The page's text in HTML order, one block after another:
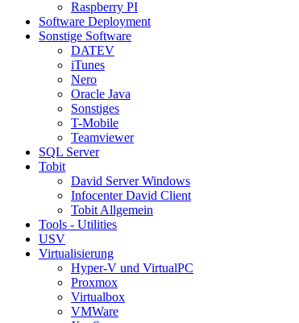
Raspberry PI
Software Deployment
Sonstige Software
DATEV
iTunes
Nero
Oracle Java
Sonstiges
T-Mobile
Teamviewer
SQL Server
Tobit
David Server Windows
Infocenter David Client
Tobit Allgemein
Tools - Utilities
USV
Virtualisierung
Hyper-V und VirtualPC
Proxmox
Virtualbox
VMWare